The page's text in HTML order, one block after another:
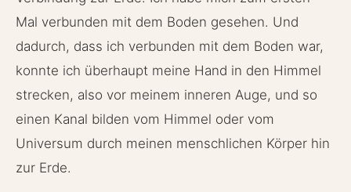
Mal verbunden mit dem Boden gesehen. Und
dadurch, dass ich verbunden mit dem Boden war,
konnte ich überhaupt meine Hand in den Himmel
strecken, also vor meinem inneren Auge, und so
einen Kanal bilden vom Himmel oder vom
Universum durch meinen menschlichen Körper hin
zur Erde.